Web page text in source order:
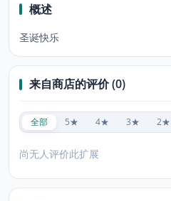
概述
圣诞快乐
来自商店的评价 (0)
全部 5★ 4★ 3★ 2★
尚无人评价此扩展